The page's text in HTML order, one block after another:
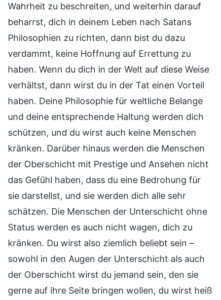
Wahrheit zu beschreiten, und weiterhin darauf
beharrst, dich in deinem Leben nach Satans
Philosophien zu richten, dann bist du dazu
verdammt, keine Hoffnung auf Errettung zu
haben. Wenn du dich in der Welt auf diese Weise
verhältst, dann wirst du in der Tat einen Vorteil
haben. Deine Philosophie für weltliche Belange
und deine entsprechende Haltung werden dich
schützen, und du wirst auch keine Menschen
kränken. Darüber hinaus werden die Menschen
der Oberschicht mit Prestige und Ansehen nicht
das Gefühl haben, dass du eine Bedrohung für
sie darstellst, und sie werden dich alle sehr
schätzen. Die Menschen der Unterschicht ohne
Status werden es auch nicht wagen, dich zu
kränken. Du wirst also ziemlich beliebt sein –
sowohl in den Augen der Unterschicht als auch
der Oberschicht wirst du jemand sein, den sie
gerne auf ihre Seite bringen wollen, du wirst heiß